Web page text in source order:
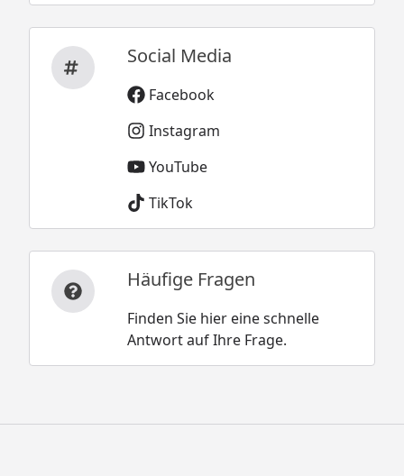
Social Media
Facebook
Instagram
YouTube
TikTok
Häufige Fragen
Finden Sie hier eine schnelle
Antwort auf Ihre Frage.